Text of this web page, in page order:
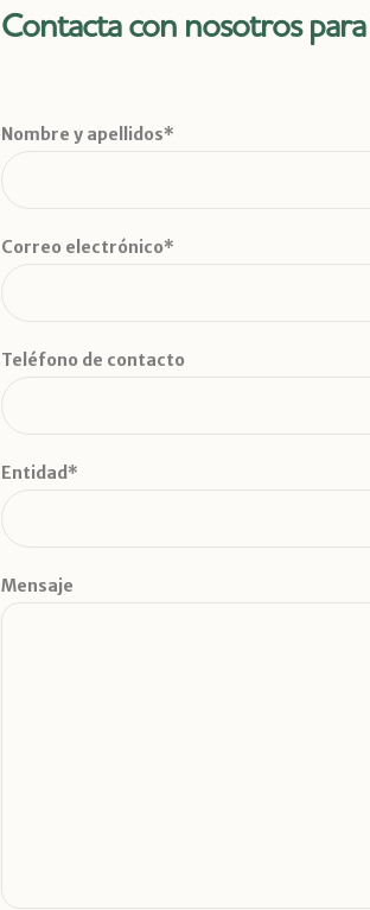
Contacta con nosotros
Nombre y apellidos*
Correo electrónico*
Teléfono de contacto
Entidad*
Mensaje